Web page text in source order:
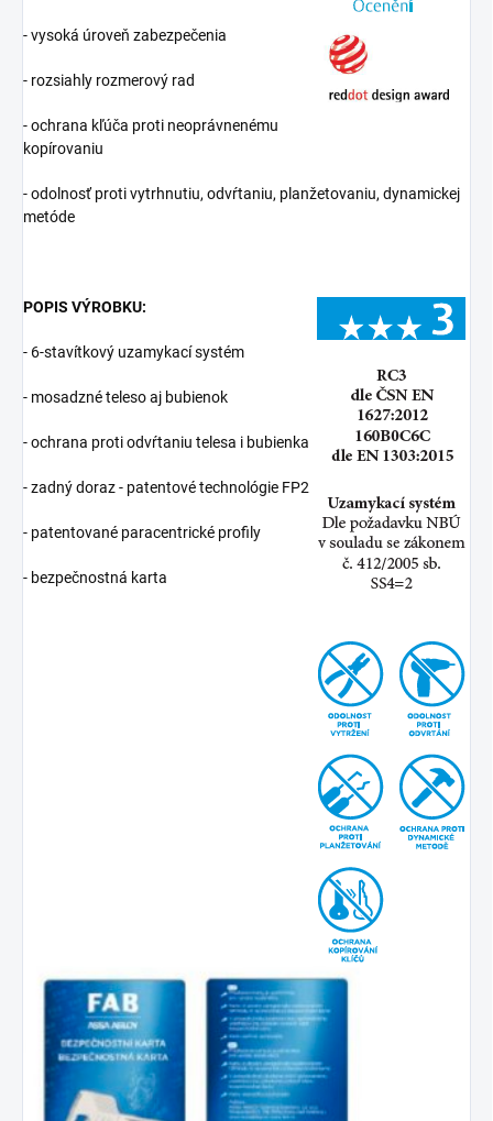
- vysoká úroveň zabezpečenia
- rozsiahly rozmerový rad
- ochrana kľúča proti neoprávnenému
kopírovaniu
- odolnosť proti vytrhnutiu, odvŕtaniu, planžetovaniu, dynamickej
metóde
POPIS VÝROBKU:
- 6-stavítkový uzamykací systém
- mosadzné teleso aj bubienok
- ochrana proti odvŕtaniu telesa i bubienka
- zadný doraz - patentové technológie FP2
- patentované paracentrické profily
- bezpečnostná karta